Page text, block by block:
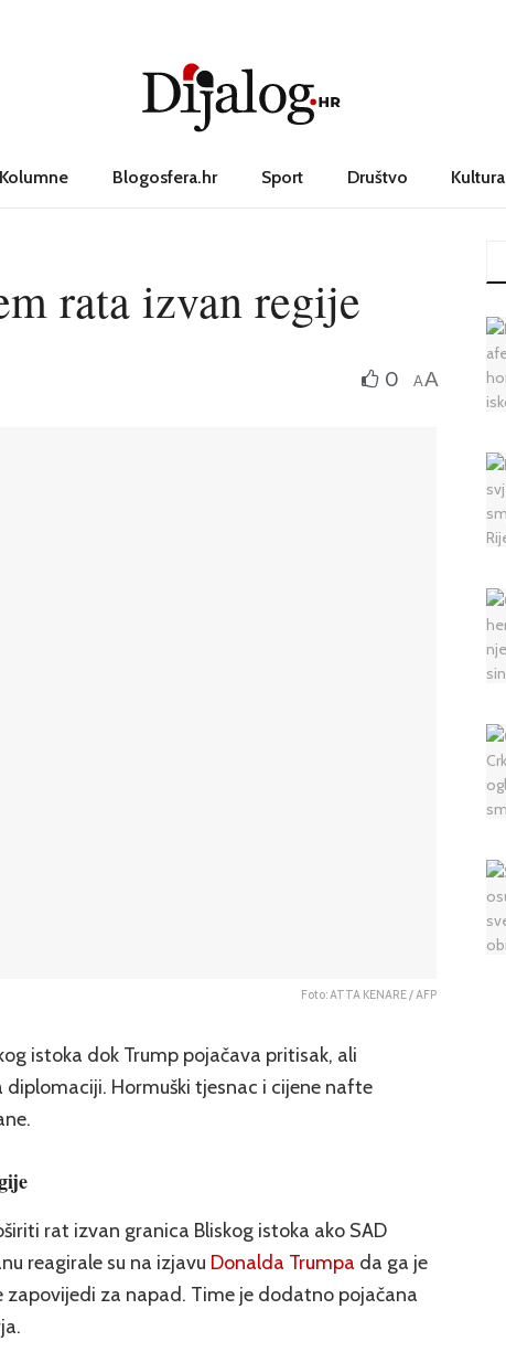
Kolumne Blogosfera.hr Sport Društvo Kultura
rata izvan regije
0 AA
Foto: ATTA KENARE / AFP
istoka dok Trump pojačava pritisak, ali
Hormuški tjesnac i cijene nafte
rat izvan granica Bliskog istoka ako SAD
reagirale su na izjavu Donalda Trumpa da ga je
za napad. Time je dodatno pojačana